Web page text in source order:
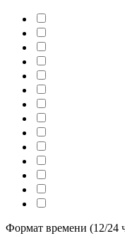
Формат времени (12/24